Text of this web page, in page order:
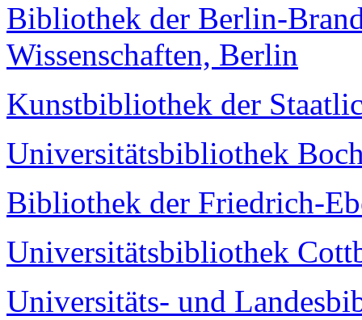
Bibliothek der Berlin-
Wissenschaften, Berlin
Kunstbibliothek der
Universitätsbibliothek
Bibliothek der Friedrich-
Universitätsbibliothek
Universitäts- und